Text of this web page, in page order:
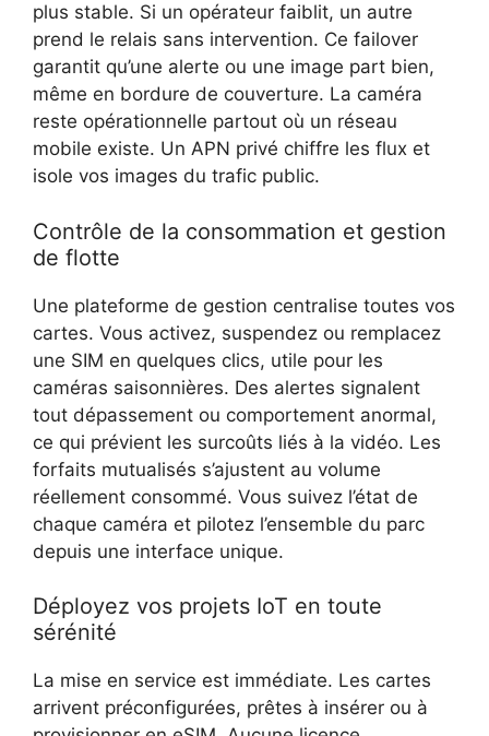
plus stable. Si un opérateur faiblit, un autre
prend le relais sans intervention. Ce failover
garantit qu’une alerte ou une image part bien,
même en bordure de couverture. La caméra
reste opérationnelle partout où un réseau
mobile existe. Un APN privé chiffre les flux et
isole vos images du trafic public.
Contrôle de la consommation et gestion
de flotte
Une plateforme de gestion centralise toutes vos
cartes. Vous activez, suspendez ou remplacez
une SIM en quelques clics, utile pour les
caméras saisonnières. Des alertes signalent
tout dépassement ou comportement anormal,
ce qui prévient les surcoûts liés à la vidéo. Les
forfaits mutualisés s’ajustent au volume
réellement consommé. Vous suivez l’état de
chaque caméra et pilotez l’ensemble du parc
depuis une interface unique.
Déployez vos projets IoT en toute
sérénité
La mise en service est immédiate. Les cartes
arrivent préconfigurées, prêtes à insérer ou à